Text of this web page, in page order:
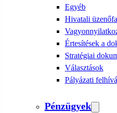
Egyéb
Hivatali
Értesítések a
Stratégiai
Választások
Pályázati
Pénzügyek